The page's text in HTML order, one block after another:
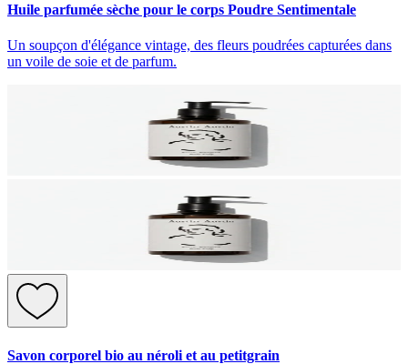
Huile parfumée sèche pour le corps Poudre Sentimentale
Un soupçon d'élégance vintage, des fleurs poudrées capturées dans
un voile de soie et de parfum.
Savon corporel bio au néroli et au petitgrain